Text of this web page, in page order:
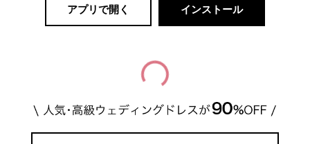
アプリで開く インストール